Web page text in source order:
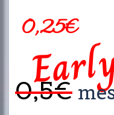
0,25€
0,5€